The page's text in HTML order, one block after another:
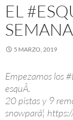
EL
5 MARZO, 2019
Empezamos los
esquÃ­.
20 pistas y 9
snowparâ¦